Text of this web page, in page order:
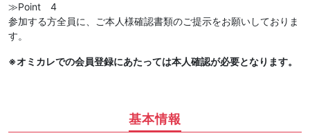
≫Point 4
参加する方全員に、ご本人様確認書類のご提示をお願いしておりま
す。
※オミカレでの会員登録にあたっては本人確認が必要となります。
基本情報